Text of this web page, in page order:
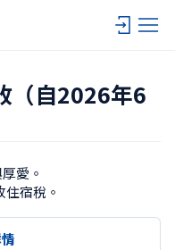
（自2026年6
愛。
宿稅。